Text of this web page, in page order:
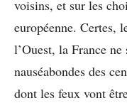
voisins, et sur les
européenne. Certes,
l’Ouest, la France
nauséabondes des
dont les feux vont